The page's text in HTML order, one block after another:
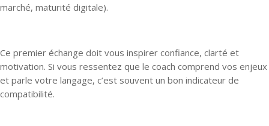
marché, maturité digitale).
Ce premier échange doit vous inspirer confiance, clarté et
motivation. Si vous ressentez que le coach comprend vos enjeux
et parle votre langage, c’est souvent un bon indicateur de
compatibilité.